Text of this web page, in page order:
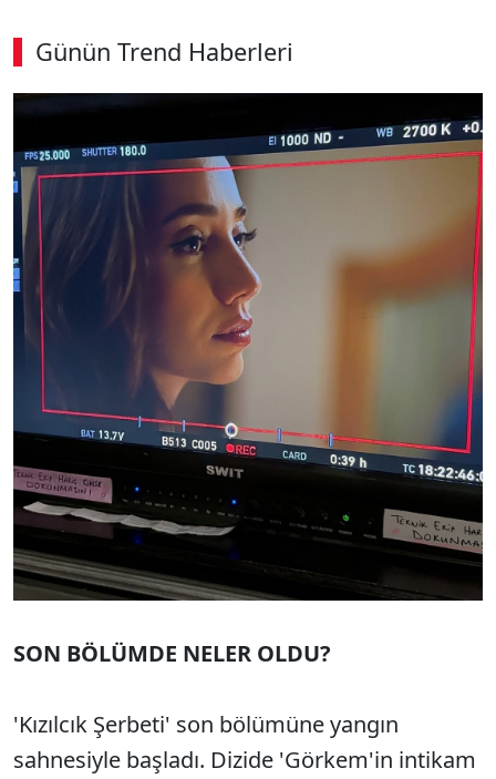
Günün Trend Haberleri
00:02 / 03:53
Sesi Aç
SON BÖLÜMDE NELER OLDU?
'Kızılcık Şerbeti' son bölümüne yangın
sahnesiyle başladı. Dizide 'Görkem'in intikam